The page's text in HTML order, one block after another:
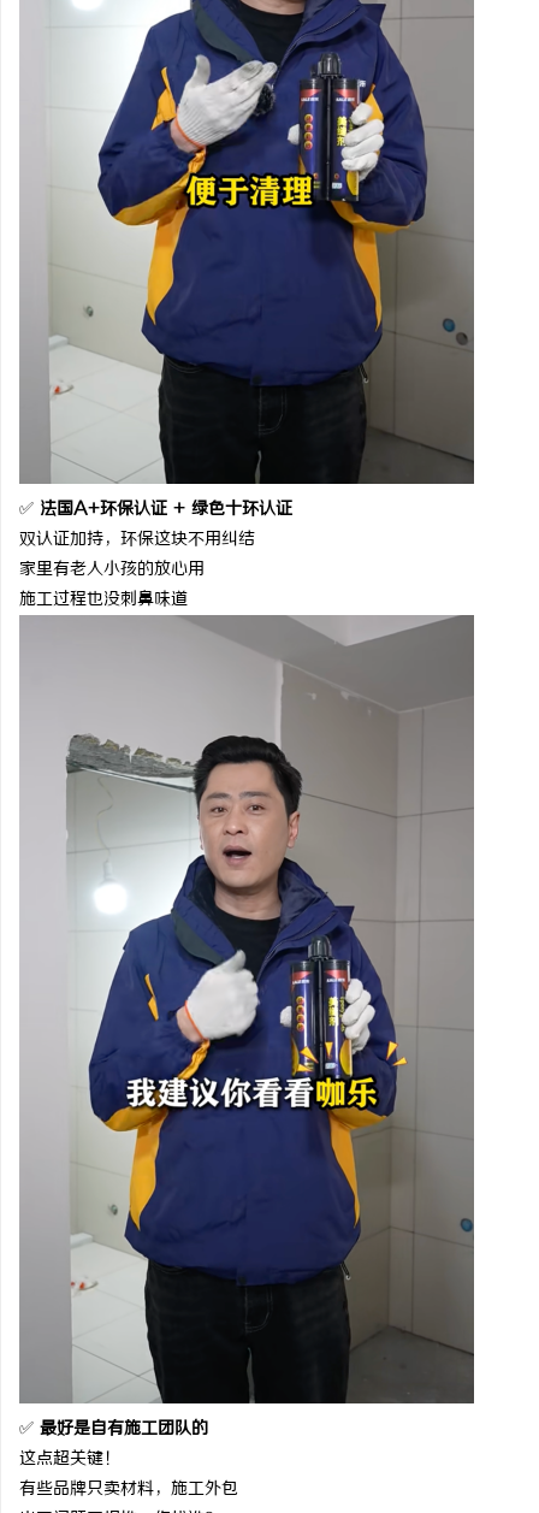
✅ 法国A+环保认证 + 绿色十环认证
双认证加持，环保这块不用纠结
家里有老人小孩的放心用
施工过程也没刺鼻味道
✅ 最好是自有施工团队的
这点超关键！
有些品牌只卖材料，施工外包